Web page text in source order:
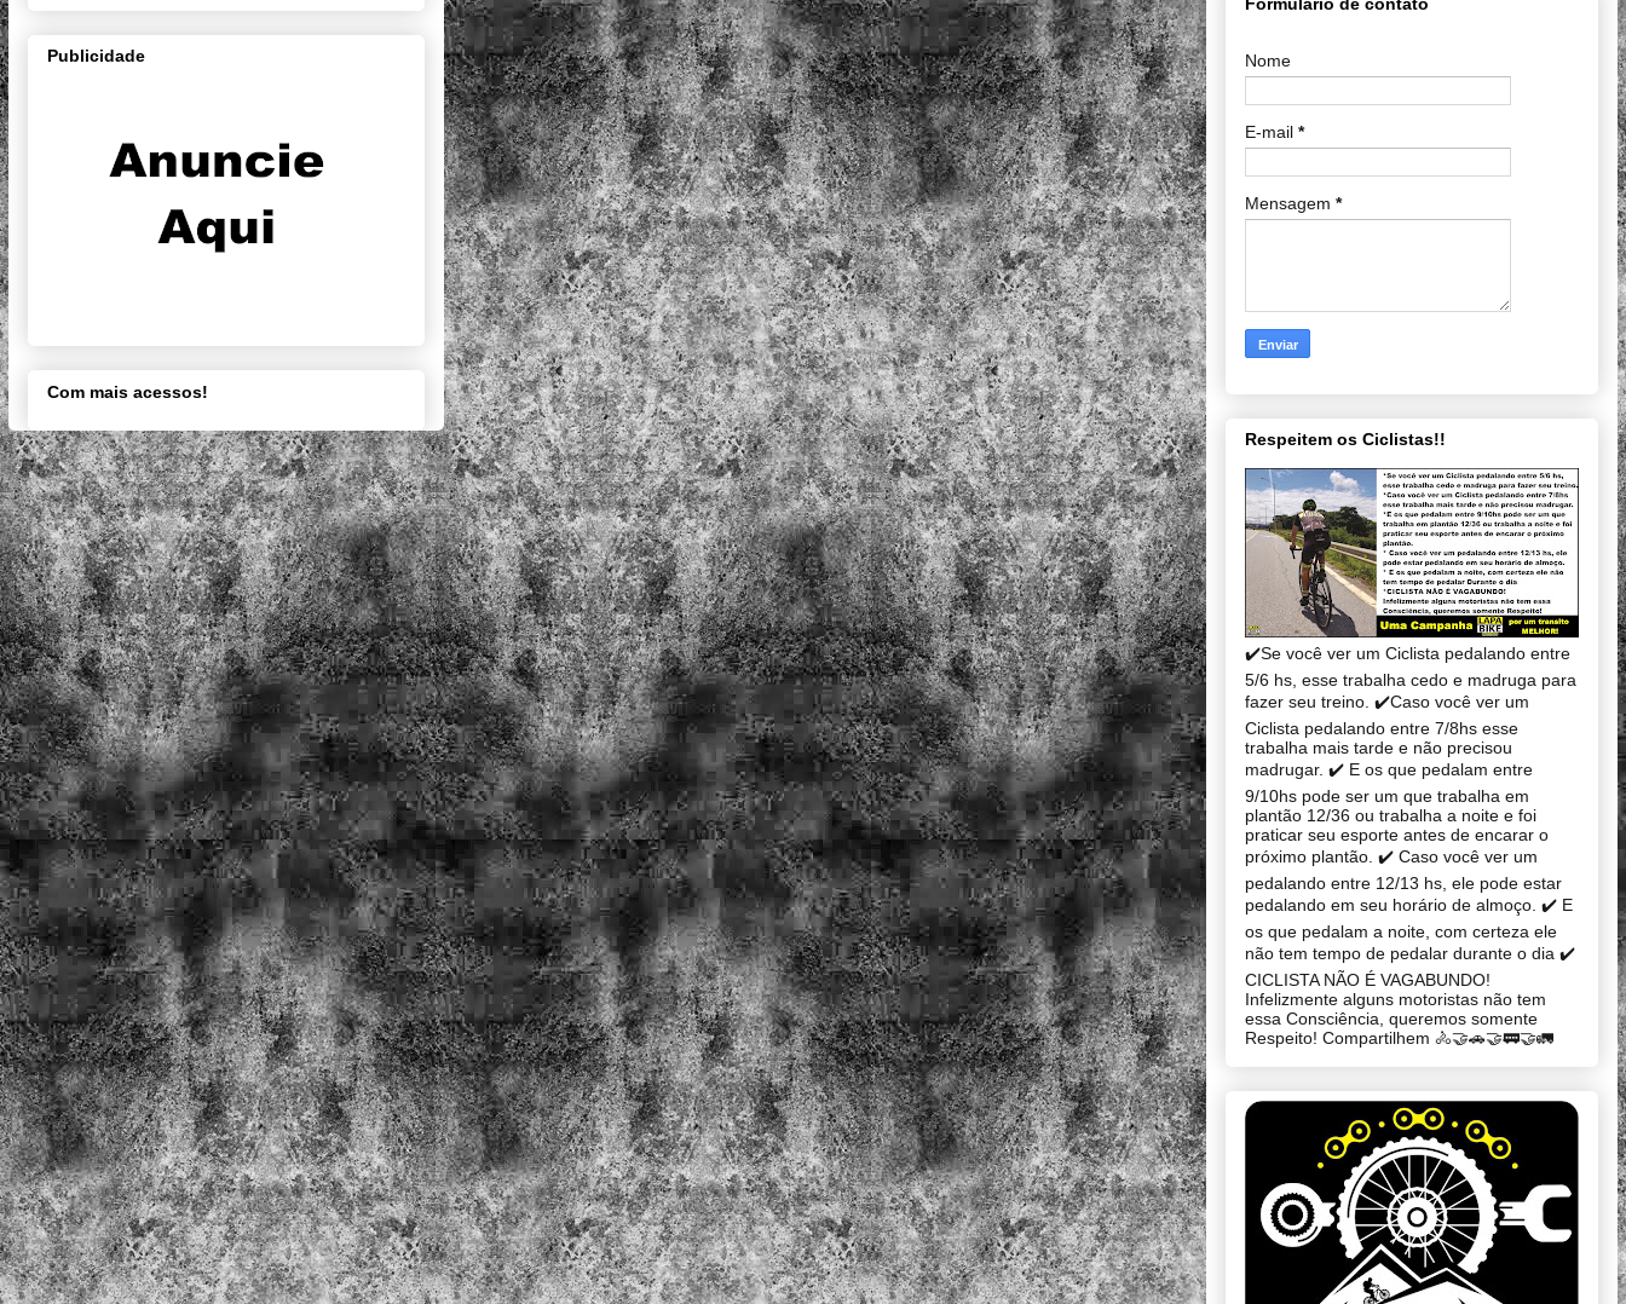
Publicidade
Com mais acessos!
Nome
E-mail *
Mensagem *
Respeitem os Ciclistas!!
✔️Se você ver um Ciclista pedalando entre
5/6 hs, esse trabalha cedo e madruga para
fazer seu treino. ✔️Caso você ver um
Ciclista pedalando entre 7/8hs esse
trabalha mais tarde e não precisou
madrugar. ✔️ E os que pedalam entre
9/10hs pode ser um que trabalha em
plantão 12/36 ou trabalha a noite e foi
praticar seu esporte antes de encarar o
próximo plantão. ✔️ Caso você ver um
pedalando entre 12/13 hs, ele pode estar
pedalando em seu horário de almoço. ✔️ E
os que pedalam a noite, com certeza ele
não tem tempo de pedalar durante o dia ✔️
CICLISTA NÃO É VAGABUNDO!
Infelizmente alguns motoristas não tem
essa Consciência, queremos somente
Respeito! Compartilhem 🚴🤝🚗🤝🚃🤝🚛